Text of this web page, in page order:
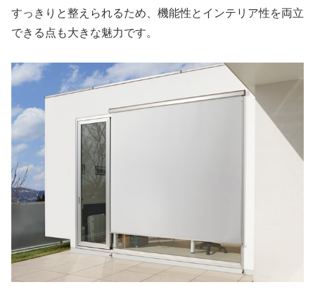
すっきりと整えられるため、機能性とインテリア性を両立
できる点も大きな魅力です。